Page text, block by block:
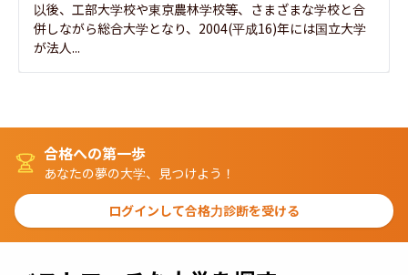
以後、工部大学校や東京農林学校等、さまざまな学校と合
併しながら総合大学となり、2004(平成16)年には国立大学
が法人...
合格への第一歩
あなたの夢の大学、見つけよう！
ログインして合格力診断を受ける